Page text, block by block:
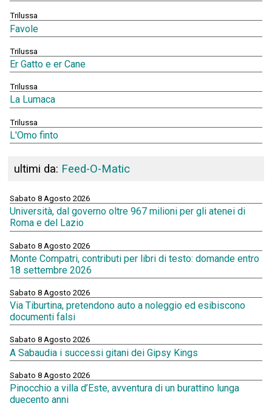
Trilussa
Favole
Trilussa
Er Gatto e er Cane
Trilussa
La Lumaca
Trilussa
L'Omo finto
ultimi da: Feed-O-Matic
Sabato 8 Agosto 2026
Università, dal governo oltre 967 milioni per gli atenei di
Roma e del Lazio
Sabato 8 Agosto 2026
Monte Compatri, contributi per libri di testo: domande entro
18 settembre 2026
Sabato 8 Agosto 2026
Via Tiburtina, pretendono auto a noleggio ed esibiscono
documenti falsi
Sabato 8 Agosto 2026
A Sabaudia i successi gitani dei Gipsy Kings
Sabato 8 Agosto 2026
Pinocchio a villa d’Este, avventura di un burattino lunga
duecento anni